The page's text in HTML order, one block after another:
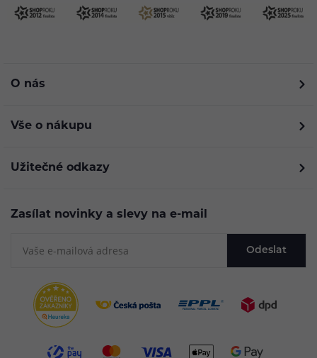
O nás
Vše o nákupu
Užitečné odkazy
Zasílat novinky a slevy na e-mail
Odeslat